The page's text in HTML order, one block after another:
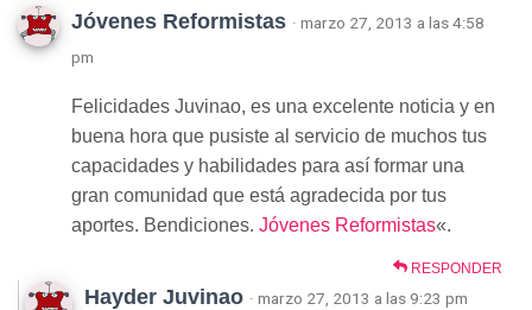
Jóvenes Reformistas · marzo 27, 2013 a las 4:58
pm
Felicidades Juvinao, es una excelente noticia y en
buena hora que pusiste al servicio de muchos tus
capacidades y habilidades para así formar una
gran comunidad que está agradecida por tus
aportes. Bendiciones. Jóvenes Reformistas«.
RESPONDER
Hayder Juvinao · marzo 27, 2013 a las 9:23 pm